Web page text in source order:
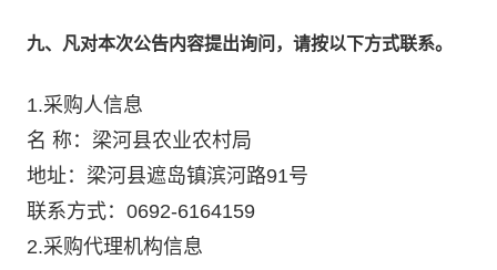
九、凡对本次公告内容提出询问，请按以下方式联系。
1.采购人信息
名 称：梁河县农业农村局
地址：梁河县遮岛镇滨河路91号
联系方式：0692-6164159
2.采购代理机构信息